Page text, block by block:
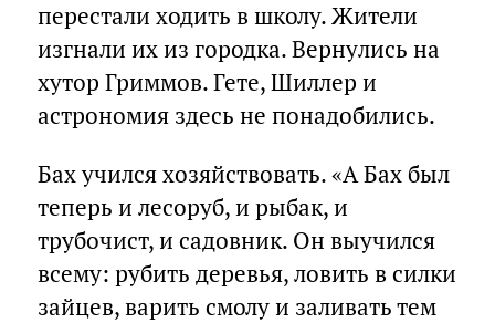
перестали ходить в школу. Жители
изгнали их из городка. Вернулись на
хутор Гриммов. Гете, Шиллер и
астрономия здесь не понадобились.
Бах учился хозяйствовать. «А Бах был
теперь и лесоруб, и рыбак, и
трубочист, и садовник. Он выучился
всему: рубить деревья, ловить в силки
зайцев, варить смолу и заливать тем